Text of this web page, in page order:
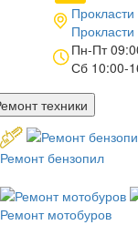
Пн-Пт
Сб 10:00-
техники
Ремонт бензопил
Ремонт мотобуров